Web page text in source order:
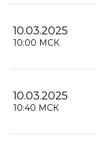
10.03.2025
10:00 МСК
10.03.2025
10:40 МСК